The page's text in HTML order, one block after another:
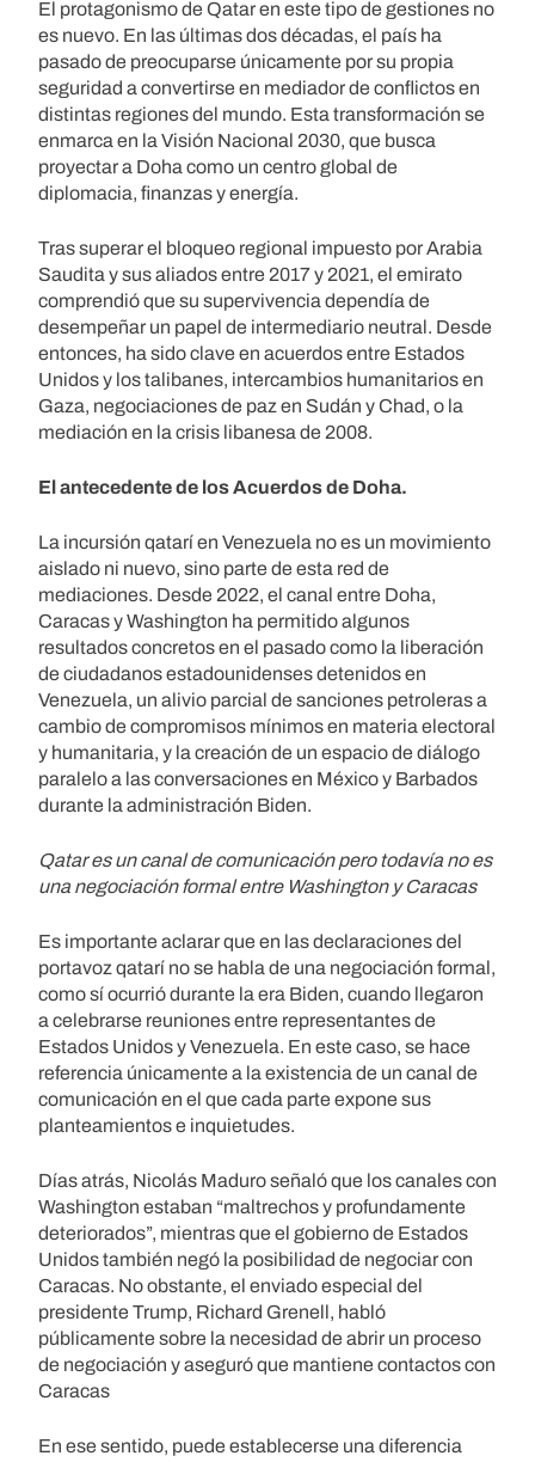
El protagonismo de Qatar en este tipo de gestiones no
es nuevo. En las últimas dos décadas, el país ha
pasado de preocuparse únicamente por su propia
seguridad a convertirse en mediador de conflictos en
distintas regiones del mundo. Esta transformación se
enmarca en la Visión Nacional 2030, que busca
proyectar a Doha como un centro global de
diplomacia, finanzas y energía.
Tras superar el bloqueo regional impuesto por Arabia
Saudita y sus aliados entre 2017 y 2021, el emirato
comprendió que su supervivencia dependía de
desempeñar un papel de intermediario neutral. Desde
entonces, ha sido clave en acuerdos entre Estados
Unidos y los talibanes, intercambios humanitarios en
Gaza, negociaciones de paz en Sudán y Chad, o la
mediación en la crisis libanesa de 2008.
El antecedente de los Acuerdos de Doha.
La incursión qatarí en Venezuela no es un movimiento
aislado ni nuevo, sino parte de esta red de
mediaciones. Desde 2022, el canal entre Doha,
Caracas y Washington ha permitido algunos
resultados concretos en el pasado como la liberación
de ciudadanos estadounidenses detenidos en
Venezuela, un alivio parcial de sanciones petroleras a
cambio de compromisos mínimos en materia electoral
y humanitaria, y la creación de un espacio de diálogo
paralelo a las conversaciones en México y Barbados
durante la administración Biden.
Qatar es un canal de comunicación pero todavía no es
una negociación formal entre Washington y Caracas
Es importante aclarar que en las declaraciones del
portavoz qatarí no se habla de una negociación formal,
como sí ocurrió durante la era Biden, cuando llegaron
a celebrarse reuniones entre representantes de
Estados Unidos y Venezuela. En este caso, se hace
referencia únicamente a la existencia de un canal de
comunicación en el que cada parte expone sus
planteamientos e inquietudes.
Días atrás, Nicolás Maduro señaló que los canales con
Washington estaban “maltrechos y profundamente
deteriorados”, mientras que el gobierno de Estados
Unidos también negó la posibilidad de negociar con
Caracas. No obstante, el enviado especial del
presidente Trump, Richard Grenell, habló
públicamente sobre la necesidad de abrir un proceso
de negociación y aseguró que mantiene contactos con
Caracas
En ese sentido, puede establecerse una diferencia